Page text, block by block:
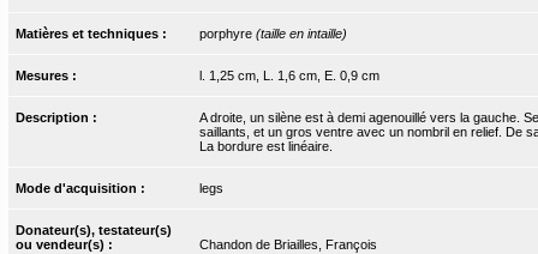
Matières et techniques : porphyre (taille en intaille)
Mesures : l. 1,25 cm, L. 1,6 cm, E. 0,9 cm
Description :
A droite, un silène est à demi agenouillé vers la gauche.
saillants, et un gros ventre avec un nombril en relief. De
La bordure est linéaire.
Mode d'acquisition : legs
Donateur(s), testateur(s)
ou vendeur(s) :
Chandon de Briailles, François